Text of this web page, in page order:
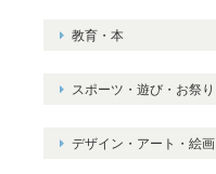
教育・本
スポーツ・遊び・お祭り
デザイン・アート・絵画